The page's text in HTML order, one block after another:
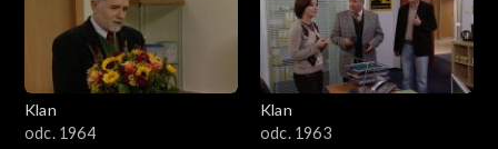
Klan
odc. 1964
Klan
odc. 1963